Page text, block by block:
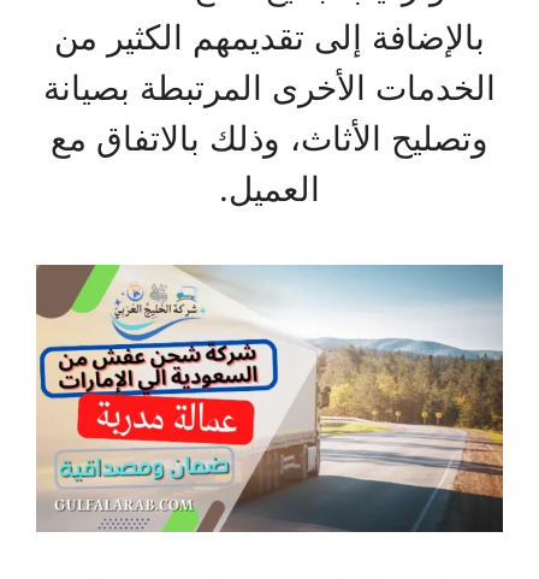
بالإضافة إلى تقديمهم الكثير من
الخدمات الأخرى المرتبطة بصيانة
وتصليح الأثاث، وذلك بالاتفاق مع
العميل.